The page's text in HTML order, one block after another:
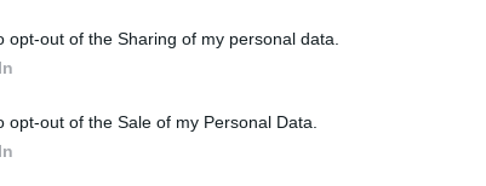
opt-out of the Sharing of my personal data.
opt-out of the Sale of my Personal Data.
csatorna